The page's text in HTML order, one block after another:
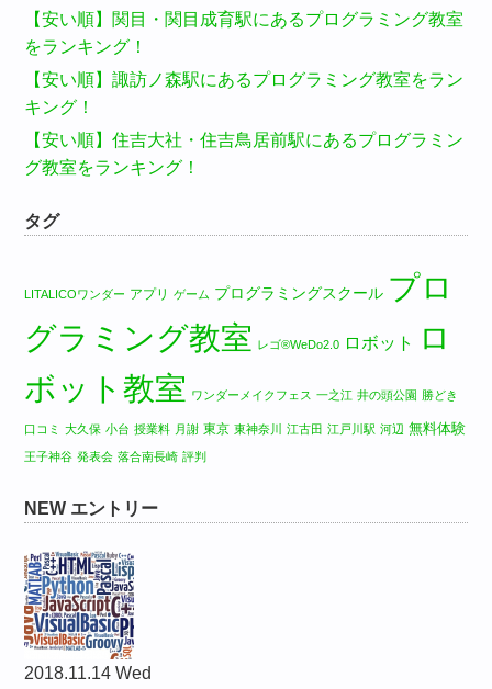
【安い順】関目・関目成育駅にあるプログラミング教室
をランキング！
【安い順】諏訪ノ森駅にあるプログラミング教室をラン
キング！
【安い順】住吉大社・住吉鳥居前駅にあるプログラミン
グ教室をランキング！
タグ
LITALICOワンダー アプリ ゲーム プログラミングスクール プロ
グラミング教室 レゴ®WeDo2.0 ロボット
ロ
ボット教室 ワンダーメイクフェス 一之江 井の頭公園 勝どき
口コミ 大久保 小台 授業料 月謝 東京 東神奈川 江古田 江戸川駅 河辺 無料体験
王子神谷 発表会 落合南長崎 評判
NEW エントリー
2018.11.14 Wed